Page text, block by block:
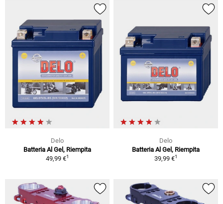
Delo
Batteria Al Gel, Riempita
49,99 €1
Delo
Batteria Al Gel, Riempita
39,99 €1